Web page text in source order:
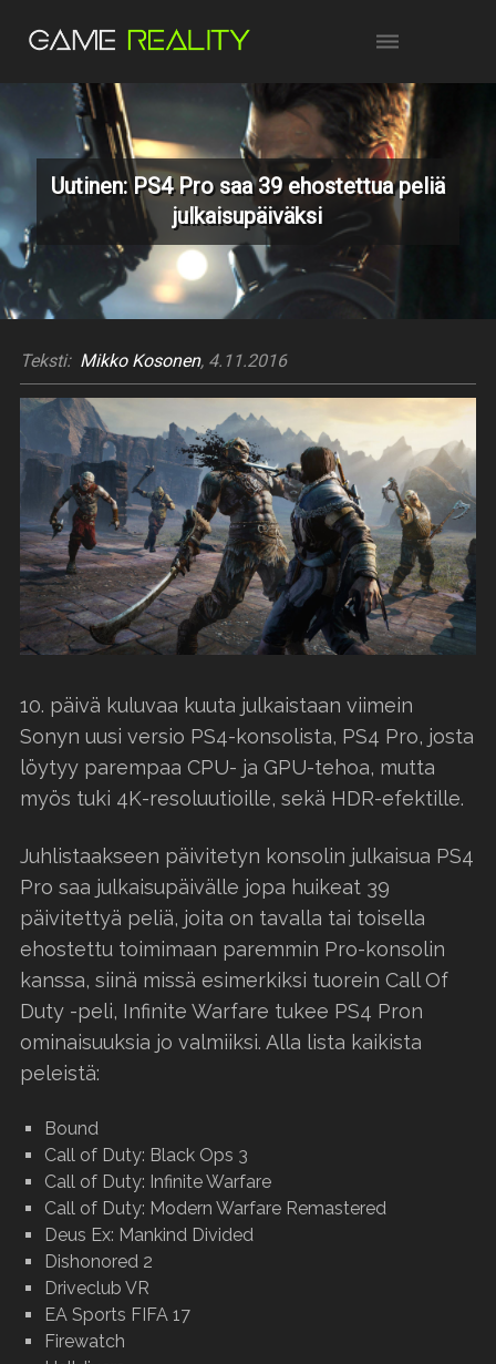
Uutinen: PS4 Pro saa 39 ehostettua peliä
julkaisupäiväksi
Teksti: Mikko Kosonen, 4.11.2016
10. päivä kuluvaa kuuta julkaistaan viimein
Sonyn uusi versio PS4-konsolista, PS4 Pro, josta
löytyy parempaa CPU- ja GPU-tehoa, mutta
myös tuki 4K-resoluutioille, sekä HDR-efektille.
Juhlistaakseen päivitetyn konsolin julkaisua PS4
Pro saa julkaisupäivälle jopa huikeat 39
päivitettyä peliä, joita on tavalla tai toisella
ehostettu toimimaan paremmin Pro-konsolin
kanssa, siinä missä esimerkiksi tuorein Call Of
Duty -peli, Infinite Warfare tukee PS4 Pron
ominaisuuksia jo valmiiksi. Alla lista kaikista
peleistä:
Bound
Call of Duty: Black Ops 3
Call of Duty: Infinite Warfare
Call of Duty: Modern Warfare Remastered
Deus Ex: Mankind Divided
Dishonored 2
Driveclub VR
EA Sports FIFA 17
Firewatch